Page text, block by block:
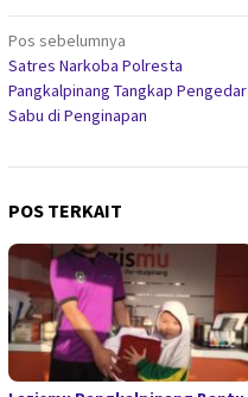
Navigasi
pos
Pos sebelumnya
Satres Narkoba Polresta
Pangkalpinang Tangkap Pengedar
Sabu di Penginapan
POS TERKAIT